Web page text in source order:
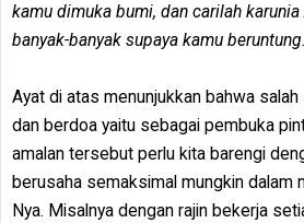
kamu dimuka bumi, dan carilah
banyak-banyak supaya kamu beruntung.
Ayat di atas menunjukkan bahwa
dan berdoa yaitu sebagai pembuka
amalan tersebut perlu kita barengi
berusaha semaksimal mungkin dalam
Nya. Misalnya dengan rajin bekerja